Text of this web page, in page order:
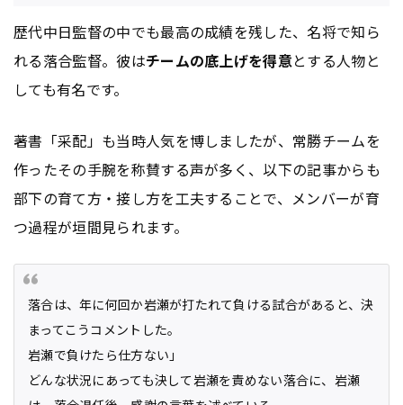
歴代中日監督の中でも最高の成績を残した、名将で知ら
れる落合監督。彼はチームの底上げを得意とする人物と
しても有名です。
著書「采配」も当時人気を博しましたが、常勝チームを
作ったその手腕を称賛する声が多く、以下の記事からも
部下の育て方・接し方を工夫することで、メンバーが育
つ過程が垣間見られます。
落合は、年に何回か岩瀬が打たれて負ける試合があると、決
まってこうコメントした。
岩瀬で負けたら仕方ない」
どんな状況にあっても決して岩瀬を責めない落合に、岩瀬